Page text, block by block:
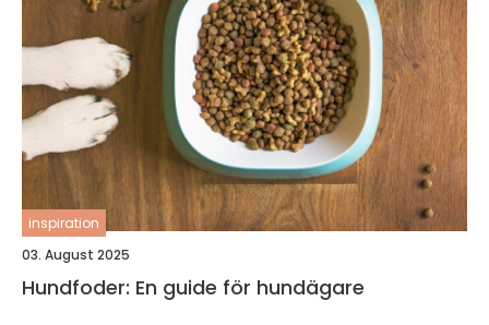
inspiration
03. August 2025
Hundfoder: En guide för hundägare